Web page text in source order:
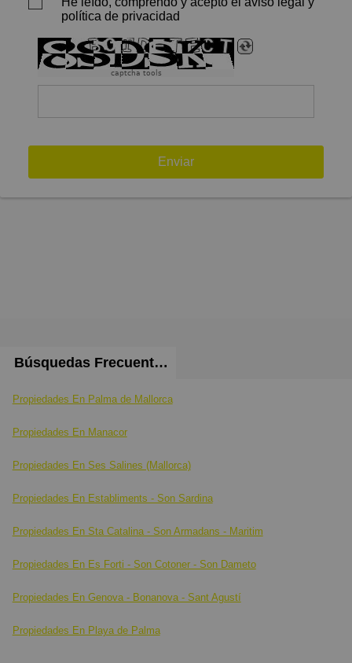
política de privacidad
captcha tools
Enviar
Búsquedas Frecuentes
Propiedades En Palma de Mallorca
Propiedades En Manacor
Propiedades En Ses Salines (Mallorca)
Propiedades En Establiments - Son Sardina
Propiedades En Sta Catalina - Son Armadans - Maritim
Propiedades En Es Forti - Son Cotoner - Son Dameto
Propiedades En Genova - Bonanova - Sant Agustí
Propiedades En Playa de Palma